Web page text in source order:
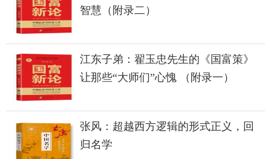
智慧（附录二）
江东子弟：翟玉忠先生的《国富策》
让那些“大师们”心愧 （附录一）
张风：超越西方逻辑的形式正义，回
归名学